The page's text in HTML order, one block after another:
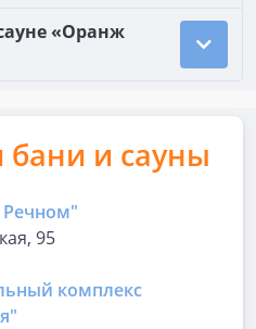
«Оранж
и сауны
Речном"
95
комплекс